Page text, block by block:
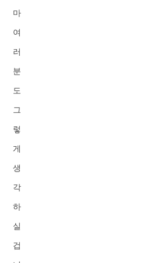
마
여
러
분
도
그
렇
게
생
각
하
실
겁